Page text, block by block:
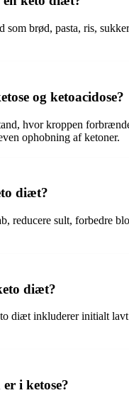
som brød, pasta, ris,
og ketoacidose?
hvor kroppen
ophobning af ketoner.
diæt?
sult, forbedre
diæt?
diæt inkluderer initialt
i ketose?